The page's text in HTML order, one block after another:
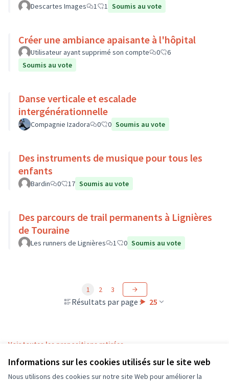
Informations sur les cookies utilisés sur le site web
Nous utilisons des cookies sur notre site Web pour améliorer la
Descartes Images 1 1 Soumis au vote
Créer une ambiance apaisante à l'hôpital
Utilisateur ayant supprimé son compte 0
6
Soumis au vote
Danse verticale et escalade
intergénérationnelle
Compagnie Izadora 0 0 Soumis au vote
Des instruments de musique pour tous les
enfants
Bardin 0 17 Soumis au vote
Des parcours de trail permanents à Lignières
de Touraine
Les runners de Lignières 1 0 Soumis au vote
Résultats par page : 25
1 2 3
Voir toutes les propositions retirées
Conditions d'utilisation